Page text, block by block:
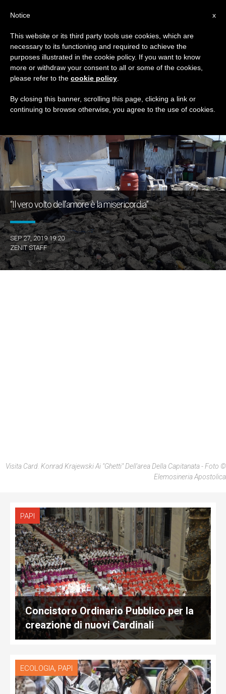
GIORNO
Settembre 27th, 2019
ULTIME NOTIZIE
“Il vero volto dell’amore è la misericordia”
SEP 27, 2019 19:20
ZENIT STAFF
Visita Card. Konrad Krajewski Ai "ghetti" Dell'area Della Capitanata - Foto ©
Elemosineria Apostolica
PAPI
Concistoro Ordinario Pubblico per la
creazione di nuovi Cardinali
ECOLOGIA, PAPI
x
Notice
This website or its third party tools use cookies, which are
necessary to its functioning and required to achieve the
purposes illustrated in the cookie policy. If you want to know
more or withdraw your consent to all or some of the cookies,
please refer to the cookie policy
By closing this banner, scrolling this page, clicking a link or
continuing to browse otherwise, you agree to the use of cookies.